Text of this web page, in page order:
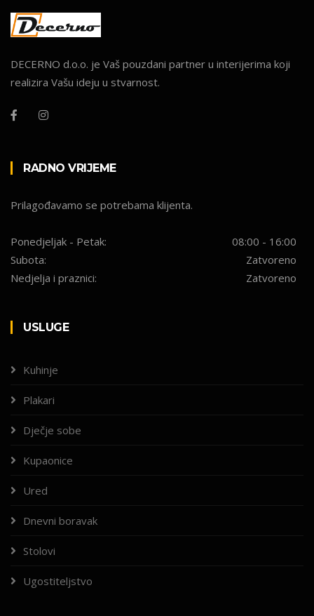
DECERNO d.o.o. je Vaš pouzdani partner u interijerima koji
realizira Vašu ideju u stvarnost.
RADNO VRIJEME
Prilagođavamo se potrebama klijenta.
Ponedjeljak - Petak:
08:00 - 16:00
Subota:
Zatvoreno
Nedjelja i praznici:
Zatvoreno
USLUGE
Kuhinje
Plakari
Dječje sobe
Kupaonice
Ured
Dnevni boravak
Stolovi
Ugostiteljstvo